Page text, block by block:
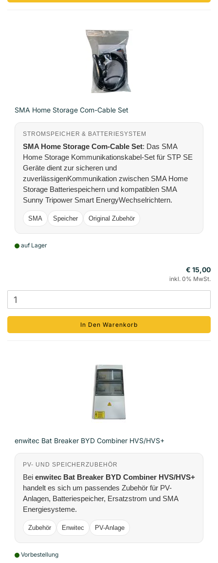
SMA Home Storage Com-Cable Set
STROMSPEICHER & BATTERIESYSTEM
SMA Home Storage Com-Cable Set: Das SMA
Home Storage Kommunikationskabel-Set für STP SE
Geräte dient zur sicheren und
zuverlässigenKommunikation zwischen SMA Home
Storage Batteriespeichern und kompatiblen SMA
Sunny Tripower Smart EnergyWechselrichtern.
SMA Speicher Original Zubehör
auf Lager
€ 15,00
inkl. 0% MwSt.
In Den Warenkorb
enwitec Bat Breaker BYD Combiner HVS/HVS+
PV- UND SPEICHERZUBEHÖR
Bei enwitec Bat Breaker BYD Combiner HVS/HVS+
handelt es sich um passendes Zubehör für PV-
Anlagen, Batteriespeicher, Ersatzstrom und SMA
Energiesysteme.
Zubehör Enwitec PV-Anlage
Vorbestellung